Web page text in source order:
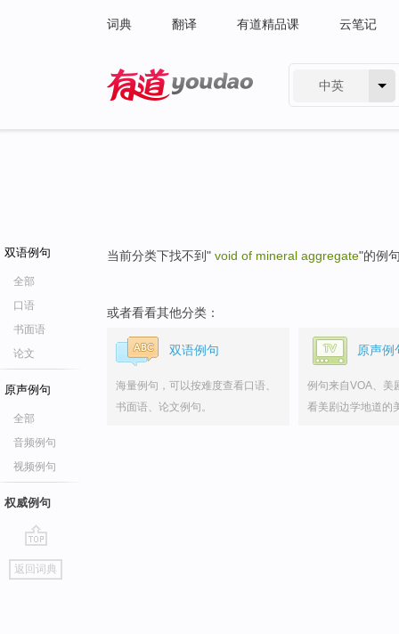
词典 翻译 有道精品课 云笔记
中英
双语例句
全部
口语
书面语
论文
原声例句
全部
音频例句
视频例句
权威例句
go
top
返回词典
当前分类下找不到" void of mineral aggregate"的例
或者看看其他分类：
双语例句
海量例句，可以按难度查看口语、
书面语、论文例句。
原声例
例句来自VOA、美
看美剧边学地道的